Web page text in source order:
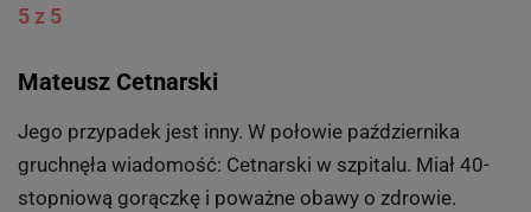
5 z 5
Mateusz Cetnarski
Jego przypadek jest inny. W połowie października
gruchnęła wiadomość: Cetnarski w szpitalu. Miał 40-
stopniową gorączkę i poważne obawy o zdrowie.